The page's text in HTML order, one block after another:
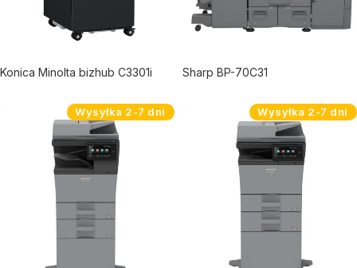
Konica Minolta bizhub C3301i Sharp BP-70C31
Wysyłka 2-7 dni Wysyłka 2-7 dni